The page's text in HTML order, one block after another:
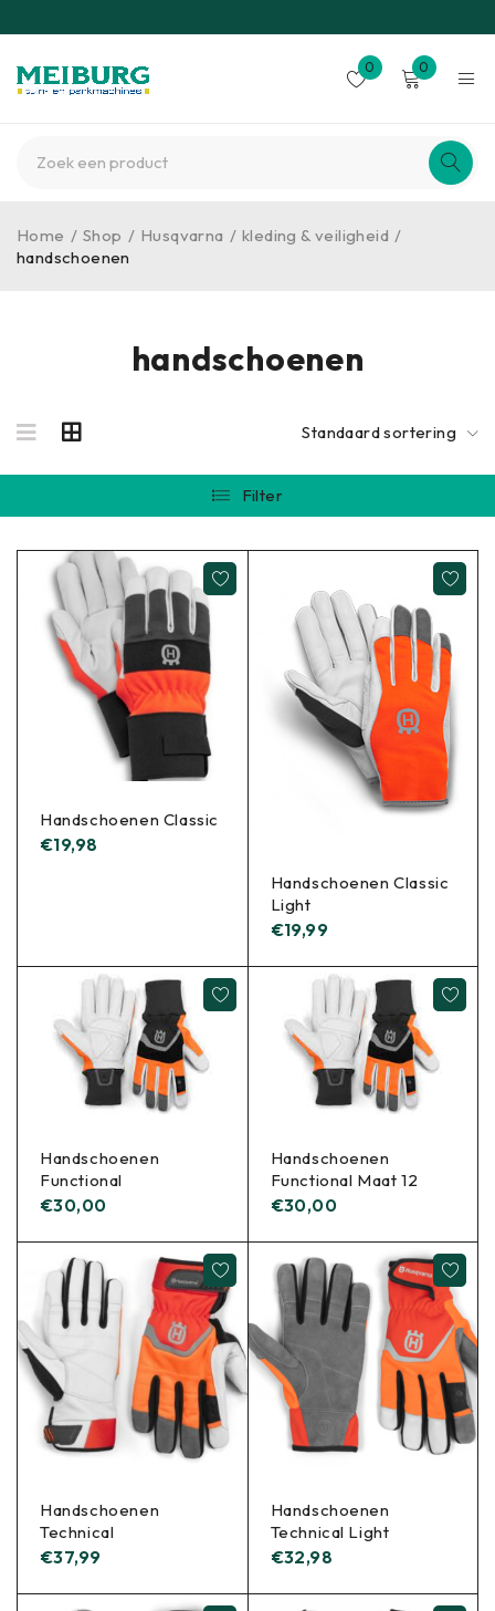
0 0
handschoenen
Home / Shop / Husqvarna / kleding & veiligheid /
handschoenen
Standaard sortering
Filter
Handschoenen Classic
€19,98
Handschoenen Classic
Light
€19,99
Handschoenen
Functional
€30,00
Handschoenen
Functional Maat 12
€30,00
Handschoenen
Technical
€37,99
Handschoenen
Technical Light
€32,98